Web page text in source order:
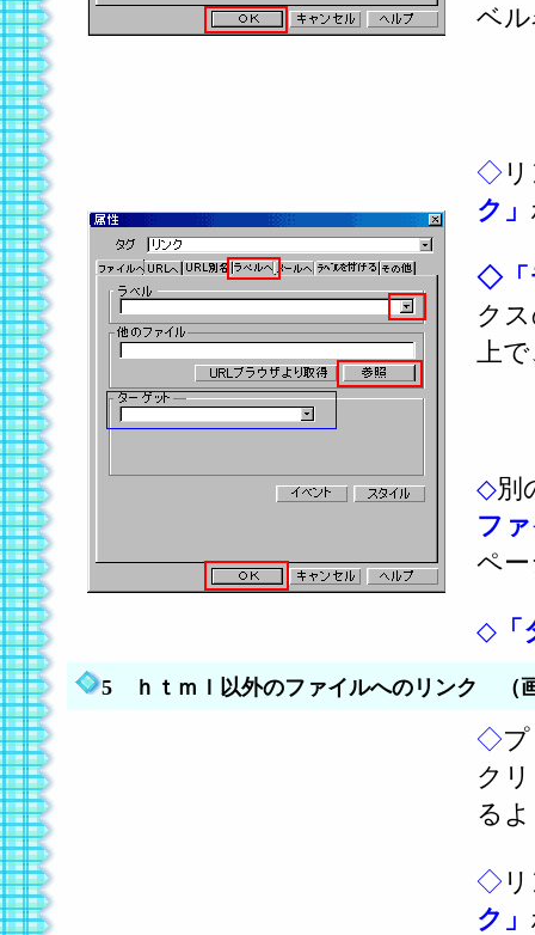
ベ
◇
ク」
◇
ク
上
◇別
フ
ペ
◇
5 ｈｔｍｌ以外のファイルへのリンク （
◇
ク
る
◇
ク」